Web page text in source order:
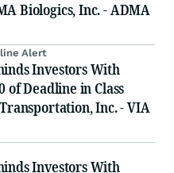
Biologics, Inc. - ADMA
Alert
Investors With
of Deadline in Class
Inc. - VIA
Investors With